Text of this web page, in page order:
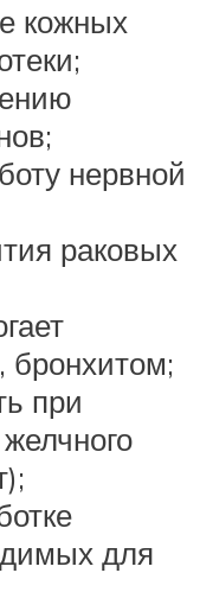
кожных
нервной
раковых
бронхитом;
при
для